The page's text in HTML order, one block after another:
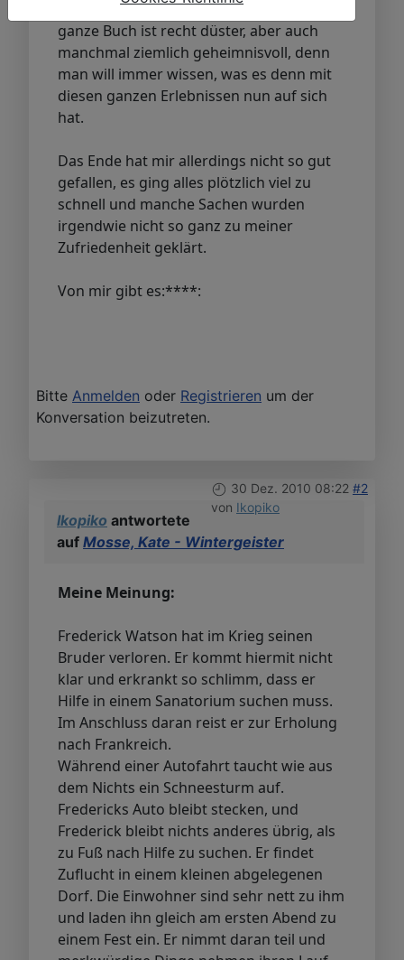
geheimnisvolle Situation durch. Das
ganze Buch ist recht düster, aber auch
manchmal ziemlich geheimnisvoll, denn
man will immer wissen, was es denn mit
diesen ganzen Erlebnissen nun auf sich
hat.
Das Ende hat mir allerdings nicht so gut
gefallen, es ging alles plötzlich viel zu
schnell und manche Sachen wurden
irgendwie nicht so ganz zu meiner
Zufriedenheit geklärt.
Von mir gibt es:****:
Bitte Anmelden oder Registrieren um der
Konversation beizutreten.
30 Dez. 2010 08:22 #2
von Ikopiko
Ikopiko antwortete
auf Mosse, Kate - Wintergeister
Meine Meinung:
Frederick Watson hat im Krieg seinen
Bruder verloren. Er kommt hiermit nicht
klar und erkrankt so schlimm, dass er
Hilfe in einem Sanatorium suchen muss.
Im Anschluss daran reist er zur Erholung
nach Frankreich.
Während einer Autofahrt taucht wie aus
dem Nichts ein Schneesturm auf.
Fredericks Auto bleibt stecken, und
Frederick bleibt nichts anderes übrig, als
zu Fuß nach Hilfe zu suchen. Er findet
Zuflucht in einem kleinen abgelegenen
Dorf. Die Einwohner sind sehr nett zu ihm
und laden ihn gleich am ersten Abend zu
einem Fest ein. Er nimmt daran teil und